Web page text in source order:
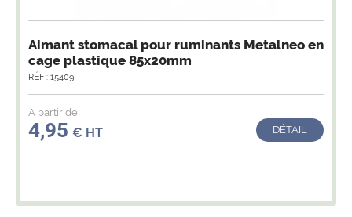
Aimant stomacal pour ruminants Metalneo en
cage plastique 85x20mm
RÉF : 15409
A partir de
4,95 € HT DÉTAIL